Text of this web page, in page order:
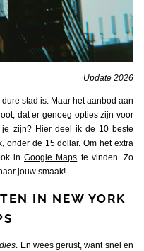
Update 2026
stad is. Maar het aanbod aan
dat er genoeg opties zijn voor
je zijn? Hier deel ik de 10 beste
onder de 15 dollar. Om het extra
in Google Maps te vinden. Zo
jouw smaak!
IN NEW YORK
. En wees gerust, want snel en